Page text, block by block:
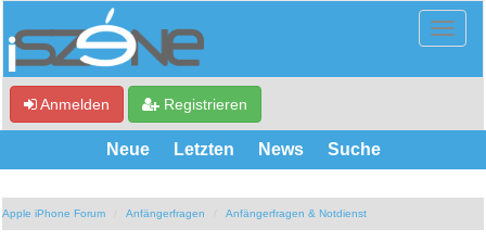
Anmelden Registrieren
Neue Letzten News Suche
Apple iPhone Forum Anfängerfragen Anfängerfragen & Notdienst